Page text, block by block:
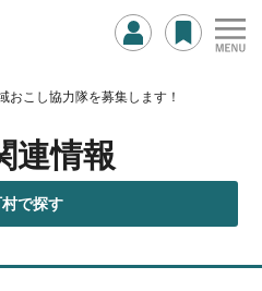
おこし協力隊を募集します！
連情報
で探す